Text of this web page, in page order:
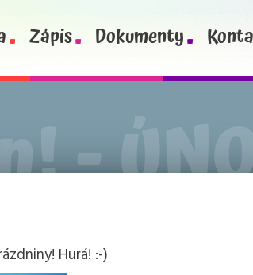
Zápis Dokumenty
Hurá! :-)